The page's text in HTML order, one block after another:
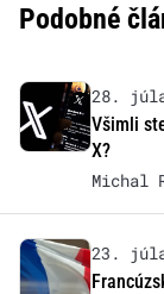
Podobné
28.
Všimli
X?
Michal
23.